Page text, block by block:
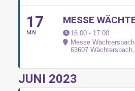
17
MAI
MESSE
16:00 - 17:00
Messe
63607 Wächtersbach
JUNI 2023